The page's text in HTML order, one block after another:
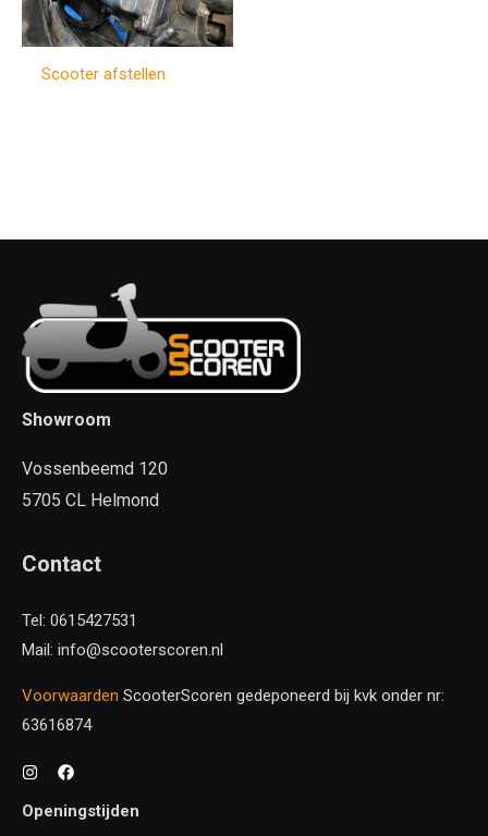
Scooter afstellen
Showroom
Vossenbeemd 120
5705 CL Helmond
Contact
Tel: 0615427531
Mail: info@scooterscoren.nl
Voorwaarden ScooterScoren gedeponeerd bij kvk onder nr:
63616874
Openingstijden